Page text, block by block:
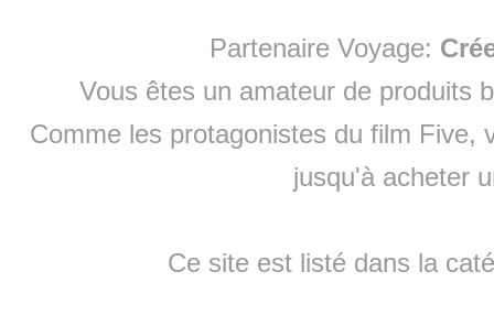
Partenaire Voyage:
Vous êtes un amateur de produits
Comme les protagonistes du film Five,
jusqu'à acheter
Ce site est listé dans la